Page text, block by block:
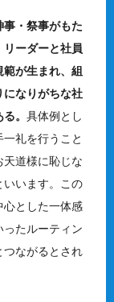
事・祭事がもた
リーダーと社員
が生まれ、組
なりがちな社
る。具体例とし
礼を行うこと
道様に恥じな
います。この
とした一体感
たルーティン
ながるとされ